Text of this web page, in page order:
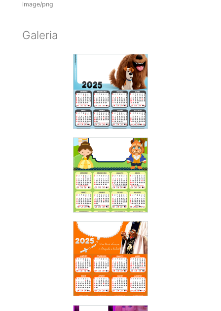
image/png
Galeria